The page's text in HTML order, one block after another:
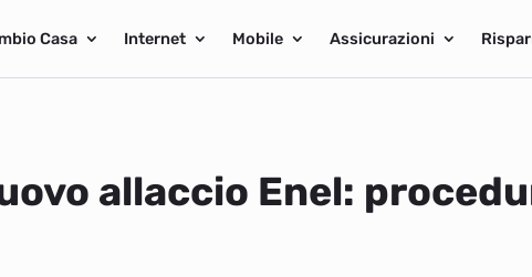
Casa Internet Mobile Assicurazioni
allaccio Enel: